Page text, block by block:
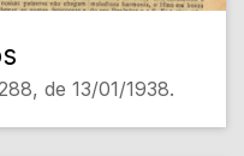
de 13/01/1938.